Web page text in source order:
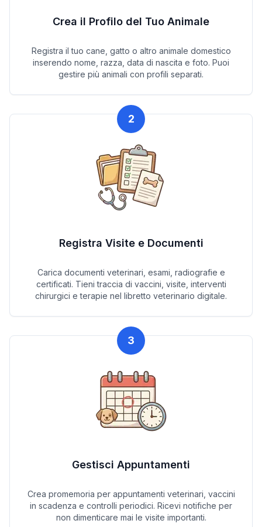
Crea il Profilo del Tuo Animale
Registra il tuo cane, gatto o altro animale domestico
inserendo nome, razza, data di nascita e foto. Puoi
gestire più animali con profili separati.
2
Registra Visite e Documenti
Carica documenti veterinari, esami, radiografie e
certificati. Tieni traccia di vaccini, visite, interventi
chirurgici e terapie nel libretto veterinario digitale.
3
Gestisci Appuntamenti
Crea promemoria per appuntamenti veterinari, vaccini
in scadenza e controlli periodici. Ricevi notifiche per
non dimenticare mai le visite importanti.